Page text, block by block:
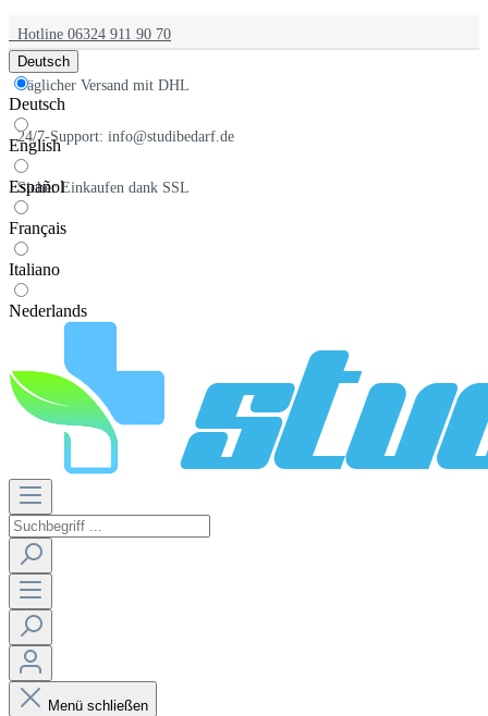
Hotline 06324 911 90 70
Täglicher Versand mit DHL
24/7-Support: info@studibedarf.de
Sicher Einkaufen dank SSL
Deutsch
Deutsch
English
Español
Français
Italiano
Nederlands
Menü schließen